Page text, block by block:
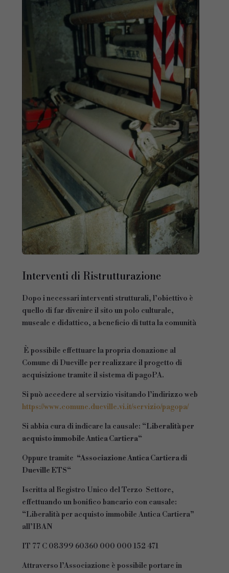
Interventi di Ristrutturazione
Dopo i necessari interventi strutturali, l’obiettivo è
quello di far divenire il sito un polo culturale,
museale e didattico, a beneficio di tutta la comunità
È possibile effettuare la propria donazione al
Comune di Dueville per realizzare il progetto di
acquisizione tramite il sistema di pagoPA.
Si può accedere al servizio visitando l’indirizzo web
https://www.comune.dueville.vi.it/servizio/pagopa/
Si abbia cura di indicare la causale: “Liberalità per
acquisto immobile Antica Cartiera“
Oppure tramite “Associazione Antica Cartiera di
Dueville ETS“
Iscritta al Registro Unico del Terzo Settore,
effettuando un bonifico bancario con causale:
“Liberalità per acquisto immobile Antica Cartiera”
all’IBAN
IT 77 C 08399 60360 000 000 152 471
Attraverso l’Associazione è possibile portare in